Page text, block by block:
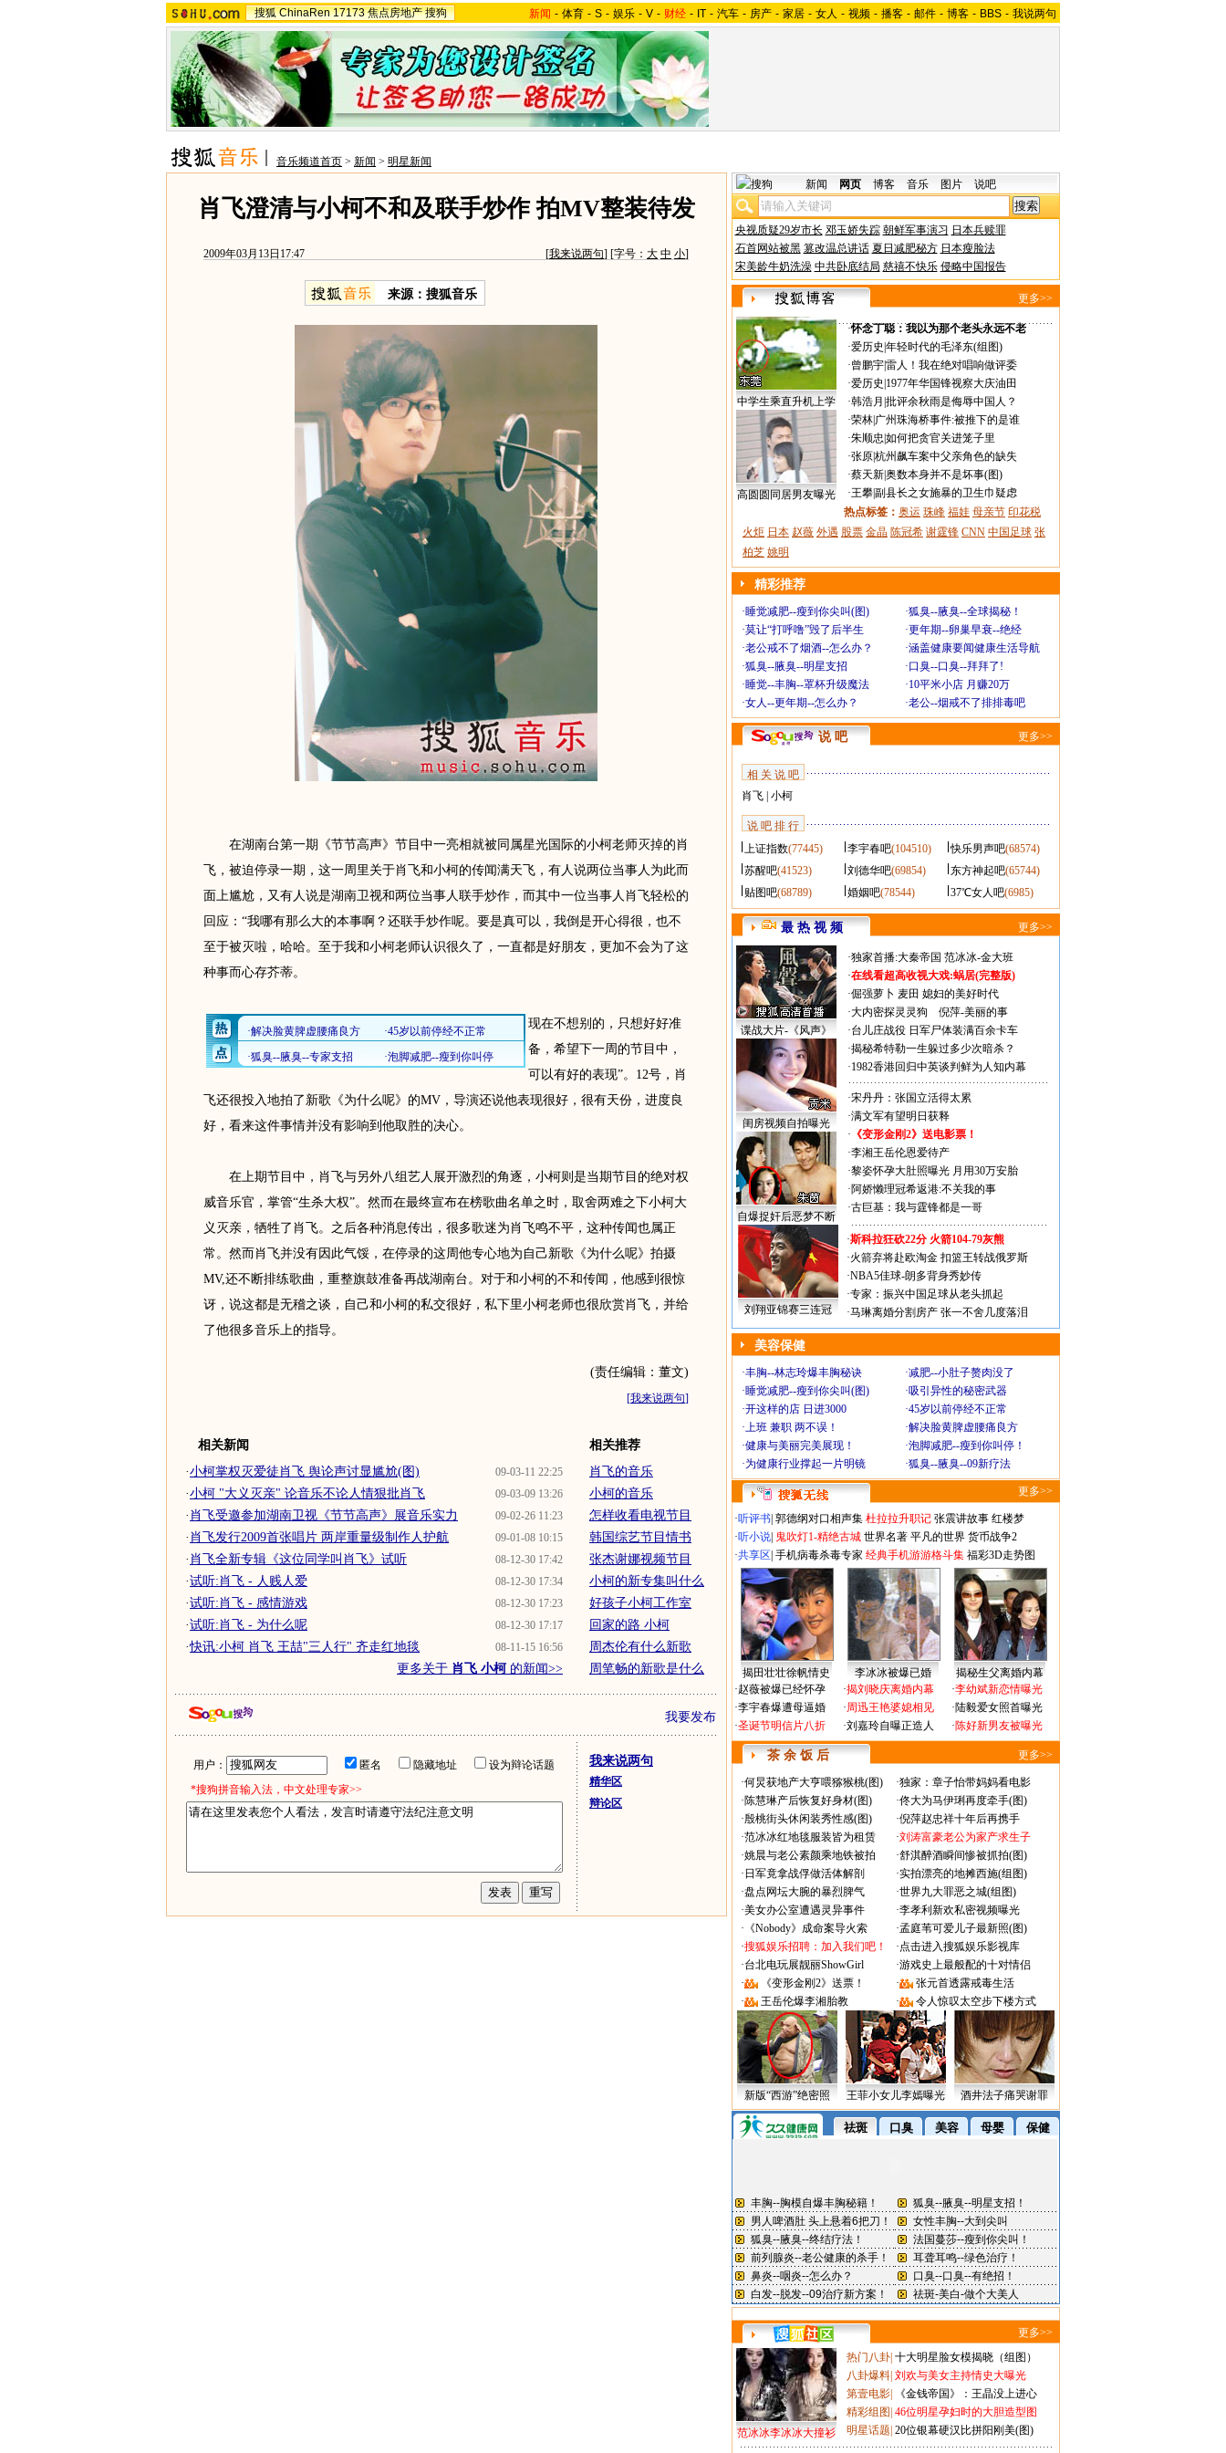
搜狐 ChinaRen 17173 焦点房地产 搜狗 新闻 - 体育 - S - 娱乐 - V - 财经 - IT - 汽车 - 房产 - 家居 - 女人 - 视频 - 播客 - 邮件 - 博客 - BBS - 我说两句
音乐频道首页 > 新闻 > 明星新闻
肖飞澄清与小柯不和及联手炒作 拍MV整装待发
2009年03月13日17:47 [我来说两句] [字号： 大 中 小]
来源：搜狐音乐
在湖南台第一期《节节高声》节目中一亮相就被同属星光国际的小柯老师灭掉的肖
飞，被迫停录一期，这一周里关于肖飞和小柯的传闻满天飞，有人说两位当事人为此而
面上尴尬，又有人说是湖南卫视和两位当事人联手炒作，而其中一位当事人肖飞轻松的
回应：“我哪有那么大的本事啊？还联手炒作呢。要是真可以，我倒是开心得很，也不
至于被灭啦，哈哈。至于我和小柯老师认识很久了，一直都是好朋友，更加不会为了这
种事而心存芥蒂。
现在不想别的，只想好好准
备，希望下一周的节目中，
可以有好的表现”。12号，肖
飞还很投入地拍了新歌《为什么呢》的MV，导演还说他表现很好，很有天份，进度良
好，看来这件事情并没有影响到他取胜的决心。
在上期节目中，肖飞与另外八组艺人展开激烈的角逐，小柯则是当期节目的绝对权
威音乐官，掌管“生杀大权”。然而在最终宣布在榜歌曲名单之时，取舍两难之下小柯大
义灭亲，牺牲了肖飞。之后各种消息传出，很多歌迷为肖飞鸣不平，这种传闻也属正
常。然而肖飞并没有因此气馁，在停录的这周他专心地为自己新歌《为什么呢》拍摄
MV,还不断排练歌曲，重整旗鼓准备再战湖南台。对于和小柯的不和传闻，他感到很惊
讶，说这都是无稽之谈，自己和小柯的私交很好，私下里小柯老师也很欣赏肖飞，并给
了他很多音乐上的指导。
(责任编辑：董文)
[我来说两句]
相关新闻
09-03-11 22:25
·小柯掌权灭爱徒肖飞 舆论声讨显尴尬(图)
09-03-09 13:26
·小柯 "大义灭亲" 论音乐不论人情狠批肖飞
09-02-26 11:23
· 肖飞受邀参加湖南卫视《节节高声》展音乐实力
09-01-08 10:15
· 肖飞发行2009首张唱片 两岸重量级制作人护航
08-12-30 17:42
· 肖飞全新专辑《这位同学叫肖飞》试听
08-12-30 17:34
·试听:肖飞 - 人贱人爱
08-12-30 17:23
·试听:肖飞 - 感情游戏
08-12-30 17:17
·试听:肖飞 - 为什么呢
08-11-15 16:56
·快讯:小柯 肖飞 王喆"三人行" 齐走红地毯
更多关于 肖飞 小柯 的新闻>>
相关推荐
肖飞的音乐
小柯的音乐
怎样收看电视节目
韩国综艺节目情书
张杰谢娜视频节目
小柯的新专集叫什么
好孩子小柯工作室
回家的路 小柯
周杰伦有什么新歌
周笔畅的新歌是什么
我要发布
用户： 匿名 隐藏地址
设为辩论话题
*搜狗拼音输入法，中文处理专家>>
我来说两句
精华区
辩论区
新闻 网页 博客 音乐 图片 说吧
央视质疑29岁市长 邓玉娇失踪 朝鲜军事演习 日本兵赎罪
石首网站被黑 篡改温总讲话 夏日减肥秘方 日本瘦脸法
宋美龄牛奶洗澡 中共卧底结局 慈禧不快乐 侵略中国报告
更多>>
中学生乘直升机上学
高圆圆同居男友曝光
·怀念丁聪：我以为那个老头永远不老
·爱历史 年轻时代的毛泽东(组图)
·曾鹏宇|雷人！我在绝对唱响做评委
·爱历史 1977年华国锋视察大庆油田
·韩浩月 批评余秋雨是侮辱中国人？
·荣林| 广州珠海桥事件:被推下的是谁
·朱顺忠 如何把贪官关进笼子里
·张原|杭州飙车案中父亲角色的缺失
·蔡天新|奥数本身并不是坏事(图)
·王攀|副县长之女施暴的卫生巾疑虑
热点标签： 奥运 珠峰 福娃 母亲节 印花税
火炬 日本 赵薇 外遇 股票 金晶 陈冠希 谢霆锋 CNN 中国足球 张
柏芝 姚明
精彩推荐
·睡觉减肥--瘦到你尖叫(图) ·狐臭--腋臭--全球揭秘！
·莫让“打呼噜”毁了后半生 ·更年期--卵巢早衰--绝经
·老公戒不了烟酒--怎么办？ ·涵盖健康要闻健康生活导航
·狐臭--腋臭--明星支招 ·口臭--口臭--拜拜了!
·睡觉--丰胸--罩杯升级魔法 ·10平米小店 月赚20万
·女人--更年期--怎么办？ ·老公--烟戒不了排排毒吧
说 吧 更多>>
相 关 说 吧
肖飞| 小柯
说 吧 排 行
上证指数(77445) 李宇春吧(104510) 快乐男声吧(68574)
苏醒吧(41523) 刘德华吧(69854) 东方神起吧(65744)
贴图吧(68789) 婚姻吧(78544) 37℃女人吧(6985)
最 热 视 频 更多>>
谍战大片-《风声》
闺房视频自拍曝光
自爆捉奸后恶梦不断
·独家首播:大秦帝国 范冰冰-金大班
·在线看超高收视大戏:蜗居(完整版)
·倔强萝卜 麦田 媳妇的美好时代
·大内密探灵灵狗
倪萍-美丽的事
·台儿庄战役 日军尸体装满百余卡车
·揭秘希特勒一生躲过多少次暗杀？
·1982香港回归中英谈判鲜为人知内幕
·宋丹丹：张国立活得太累
·满文军有望明日获释
· 《变形金刚2》送电影票！
·李湘王岳伦恩爱待产
·黎姿怀孕大肚照曝光 月用30万安胎
·阿娇懒理冠希返港:不关我的事
·古巨基：我与霆锋都是一哥
刘翔亚锦赛三连冠
·斯科拉狂砍22分 火箭104-79灰熊
·火箭弃将赴欧淘金 扣篮王转战俄罗斯
·NBA5佳球-朗多背身秀妙传
·专家：振兴中国足球从老头抓起
·马琳离婚分割房产 张一不舍几度落泪
美容保健
·丰胸--林志玲爆丰胸秘诀 ·减肥--小肚子赘肉没了
·睡觉减肥--瘦到你尖叫(图) ·吸引异性的秘密武器
·开这样的店 日进3000 ·45岁以前停经不正常
·上班 兼职 两不误！ ·解决脸黄脾虚腰痛良方
·健康与美丽完美展现！ ·泡脚减肥--瘦到你叫停！
·为健康行业撑起一片明镜 ·狐臭--腋臭--09新疗法
更多>>
·听评书 郭德纲对口相声集 杜拉拉升职记 张震讲故事 红楼梦
·听小说 鬼吹灯1-精绝古城 世界名著 平凡的世界 货币战争2
·共享区 手机病毒杀毒专家 经典手机游游格斗集 福彩3D走势图
揭田壮壮徐帆情史 李冰冰被爆已婚
揭秘生父离婚内幕
·赵薇被爆已经怀孕
·李宇春爆遭母逼婚
·圣诞节明信片八折
·揭刘晓庆离婚内幕
·周迅王艳婆媳相见
·刘嘉玲自曝正造人
·李幼斌新恋情曝光
·陆毅爱女照首曝光
·陈好新男友被曝光
茶 余 饭 后 更多>>
·何炅获地产大亨喂猕猴桃(图) ·独家：章子怡带妈妈看电影
·陈慧琳产后恢复好身材(图) ·佟大为马伊琍再度牵手(图)
·殷桃街头休闲装秀性感(图) ·倪萍赵忠祥十年后再携手
·范冰冰红地毯服装皆为租赁 ·刘涛富豪老公为家产求生子
·姚晨与老公素颜乘地铁被拍 ·舒淇醉酒瞬间惨被抓拍(图)
· 日军竟拿战俘做活体解剖 ·实拍漂亮的地摊西施(组图)
·盘点网坛大腕的暴烈脾气 ·世界九大罪恶之城(组图)
·美女办公室遭遇灵异事件 ·李孝利新欢私密视频曝光
· 《Nobody》成命案导火索 ·孟庭苇可爱儿子最新照(图)
·搜狐娱乐招聘：加入我们吧！ ·点击进入搜狐娱乐影视库
·台北电玩展靓丽ShowGirl ·游戏史上最般配的十对情侣
·
《变形金刚2》送票！ ·
张元首透露戒毒生活
·
王岳伦爆李湘胎教 · 令人惊叹太空步下楼方式
新版“西游”绝密照 王菲小女儿李嫣曝光 酒井法子痛哭谢罪
更多>>
范冰冰李冰冰大撞衫
热门八卦 十大明星脸女模揭晓（组图）
八卦爆料 刘欢与美女主持情史大曝光
第壹电影
《金钱帝国》：王晶没上进心
精彩组图 46位明星孕妇时的大胆造型图
明星话题 20位银幕硬汉比拼阳刚美(图)